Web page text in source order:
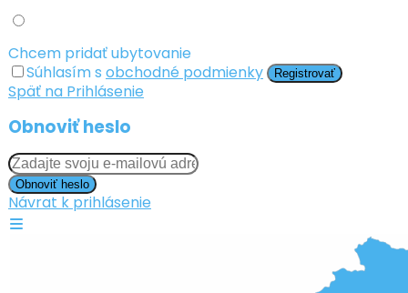
Chcem pridať ubytovanie
Súhlasím s obchodné podmienky Registrovať
Späť na Prihlásenie
Obnoviť heslo
Obnoviť heslo
Návrat k prihlásenie